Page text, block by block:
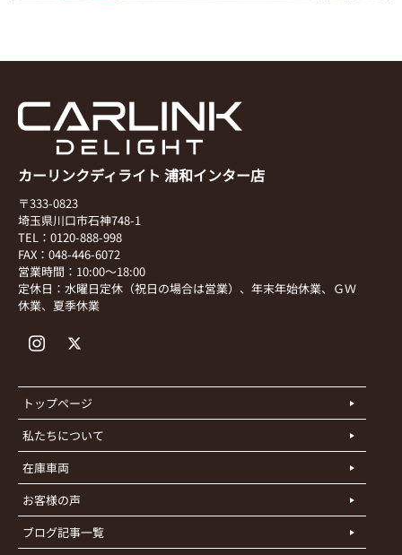
カーリンクディライト 浦和インター店
〒333-0823
埼玉県川口市石神748-1
TEL：0120-888-998
FAX：048-446-6072
営業時間：10:00～18:00
定休日：水曜日定休（祝日の場合は営業）、年末年始休業、ＧＷ
休業、夏季休業
トップページ
私たちについて
在庫車両
お客様の声
ブログ記事一覧